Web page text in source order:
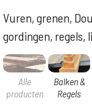
Vuren, grenen,
gordingen, regels,
Alle
producten
Balken &
Regels